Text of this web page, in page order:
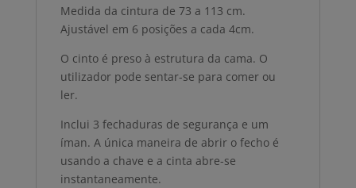
Medida da cintura de 73 a 113 cm.
Ajustável em 6 posições a cada 4cm.
O cinto é preso à estrutura da cama. O
utilizador pode sentar-se para comer ou
ler.
Inclui 3 fechaduras de segurança e um
íman. A única maneira de abrir o fecho é
usando a chave e a cinta abre-se
instantaneamente.